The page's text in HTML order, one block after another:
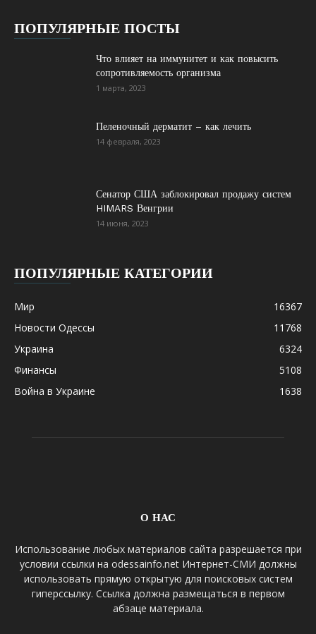
ПОПУЛЯРНЫЕ ПОСТЫ
Что влияет на иммунитет и как повысить
сопротивляемость организма
1 марта, 2023
Пеленочный дерматит – как лечить
14 февраля, 2023
Сенатор США заблокировал продажу систем
HIMARS Венгрии
14 июня, 2023
ПОПУЛЯРНЫЕ КАТЕГОРИИ
Мир
16367
Новости Одессы
11768
Украина
6324
Финансы
5108
Война в Украине
1638
О НАС
Использование любых материалов сайта разрешается при
условии ссылки на odessainfo.net Интернет-СМИ должны
использовать прямую открытую для поисковых систем
гиперссылку. Ссылка должна размещаться в первом
абзаце материала.